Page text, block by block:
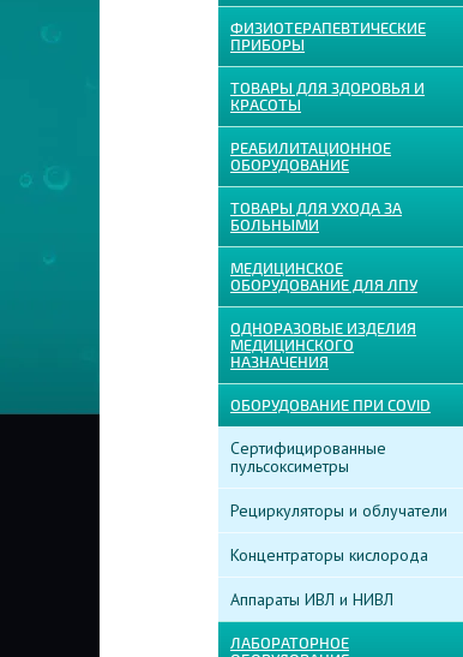
ФИЗИОТЕРАПЕВТИЧЕСКИЕ
ПРИБОРЫ
ТОВАРЫ ДЛЯ ЗДОРОВЬЯ И
КРАСОТЫ
РЕАБИЛИТАЦИОННОЕ
ОБОРУДОВАНИЕ
ТОВАРЫ ДЛЯ УХОДА ЗА
БОЛЬНЫМИ
МЕДИЦИНСКОЕ
ОБОРУДОВАНИЕ ДЛЯ ЛПУ
ОДНОРАЗОВЫЕ ИЗДЕЛИЯ
МЕДИЦИНСКОГО
НАЗНАЧЕНИЯ
ОБОРУДОВАНИЕ ПРИ COVID
Сертифицированные
пульсоксиметры
Рециркуляторы и облучатели
Концентраторы кислорода
Аппараты ИВЛ и НИВЛ
ЛАБОРАТОРНОЕ